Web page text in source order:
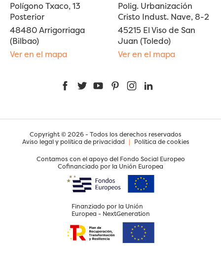
Polígono Txaco, 13
Posterior
48480 Arrigorriaga
(Bilbao)
Ver en el mapa
Polig. Urbanización
Cristo Indust. Nave, 8-2
45215 El Viso de San
Juan (Toledo)
Ver en el mapa
FacebookTwitterYouTubePinterestInstagram
Copyright © 2026 - Todos los derechos reservados
Aviso legal y política de privacidad | Política de cookies
Contamos con el apoyo del Fondo Social Europeo
Cofinanciado por la Unión Europea
Finanziado por la Unión
Europea - NextGeneration